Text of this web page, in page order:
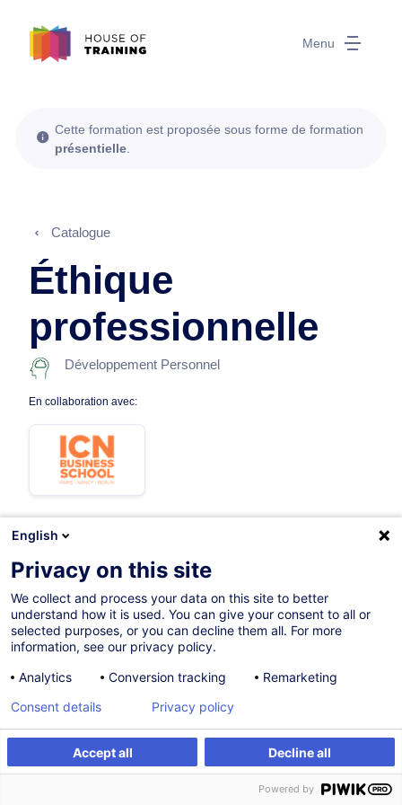
Menu
S'inscrire Formation sur mesure
Cette formation est proposée sous forme de formation
présentielle
Catalogue
Éthique
professionnelle
Développement Personnel
En collaboration avec:
Programme académique
Formation présentielle
Cours du jour
010435
English
Privacy on this site
We collect and process your data on this site to better
understand how it is used. You can give your consent to all or
selected purposes, or you can decline them all. For more
information, see our privacy policy.
Analytics
Conversion tracking Remarketing
Accept all Decline all
Consent details Privacy policy
Powered by